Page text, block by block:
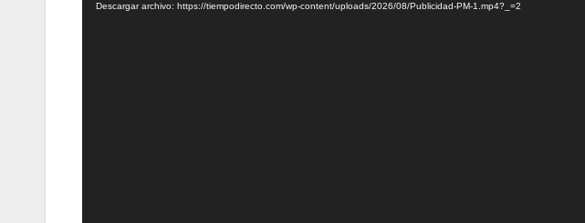
vídeo
Descargar archivo: https://tiempodirecto.com/wp-content/uploads/2026/08/Publicidad-PM-1.mp4?_=2